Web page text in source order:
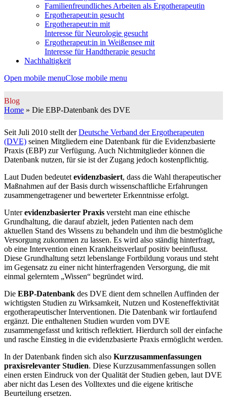
Familienfreundliches Arbeiten als Ergotherapeutin
Ergotherapeut:in gesucht
Ergotherapeut:in mit
Interesse für Neurologie gesucht
Ergotherapeut:in in Weißensee mit
Interesse für Handtherapie gesucht
Nachhaltigkeit
Open mobile menuClose mobile menu
Blog
Home » Die EBP-Datenbank des DVE
Seit Juli 2010 stellt derDeutsche Verband der Ergotherapeuten
(DVE) seinen Mitgliedern eine Datenbank für die Evidenzbasierte
Praxis (EBP) zur Verfügung. Auch Nichtmitglieder können die
Datenbank nutzen, für sie ist der Zugang jedoch kostenpflichtig.
Laut Duden bedeutet evidenzbasiert, dass die Wahl therapeutischer
Maßnahmen auf der Basis durch wissenschaftliche Erfahrungen
zusammengetragener und bewerteter Erkenntnisse erfolgt.
Unterevidenzbasierter Praxis versteht man eine ethische
Grundhaltung, die darauf abzielt, jeden Patienten nach dem
aktuellen Stand des Wissens zu behandeln und ihm die bestmögliche
Versorgung zukommen zu lassen. Es wird also ständig hinterfragt,
ob eine Intervention einen Krankheitsverlauf positiv beeinflusst.
Diese Grundhaltung setzt lebenslange Fortbildung voraus und steht
im Gegensatz zu einer nicht hinterfragenden Versorgung, die mit
einmal gelerntem „Wissen“ begründet wird.
Die EBP-Datenbank des DVE dient dem schnellen Auffinden der
wichtigsten Studien zu Wirksamkeit, Nutzen und Kosteneffektivität
ergotherapeutischer Interventionen. Die Datenbank wir fortlaufend
ergänzt. Die enthaltenen Studien wurden vom DVE
zusammengefasst und kritisch reflektiert. Hierdurch soll der einfache
und rasche Einstieg in die evidenzbasierte Praxis ermöglicht werden.
In der Datenbank finden sich also Kurzzusammenfassungen
praxisrelevanter Studien. Diese Kurzzusammenfassungen sollen
einen ersten Eindruck von der Qualität der Studien geben, laut DVE
aber nicht das Lesen des Volltextes und die eigene kritische
Beurteilung ersetzen.